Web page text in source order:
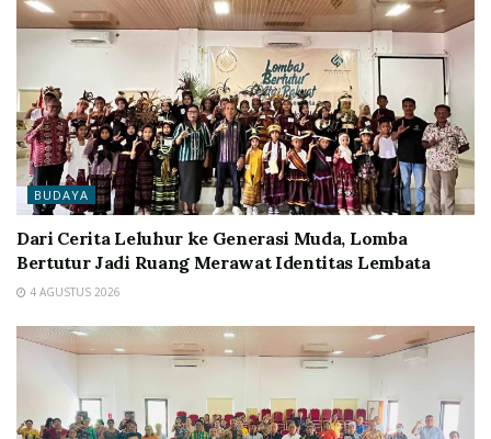
BUDAYA
Dari Cerita Leluhur ke Generasi Muda, Lomba
Bertutur Jadi Ruang Merawat Identitas Lembata
4 AGUSTUS 2026